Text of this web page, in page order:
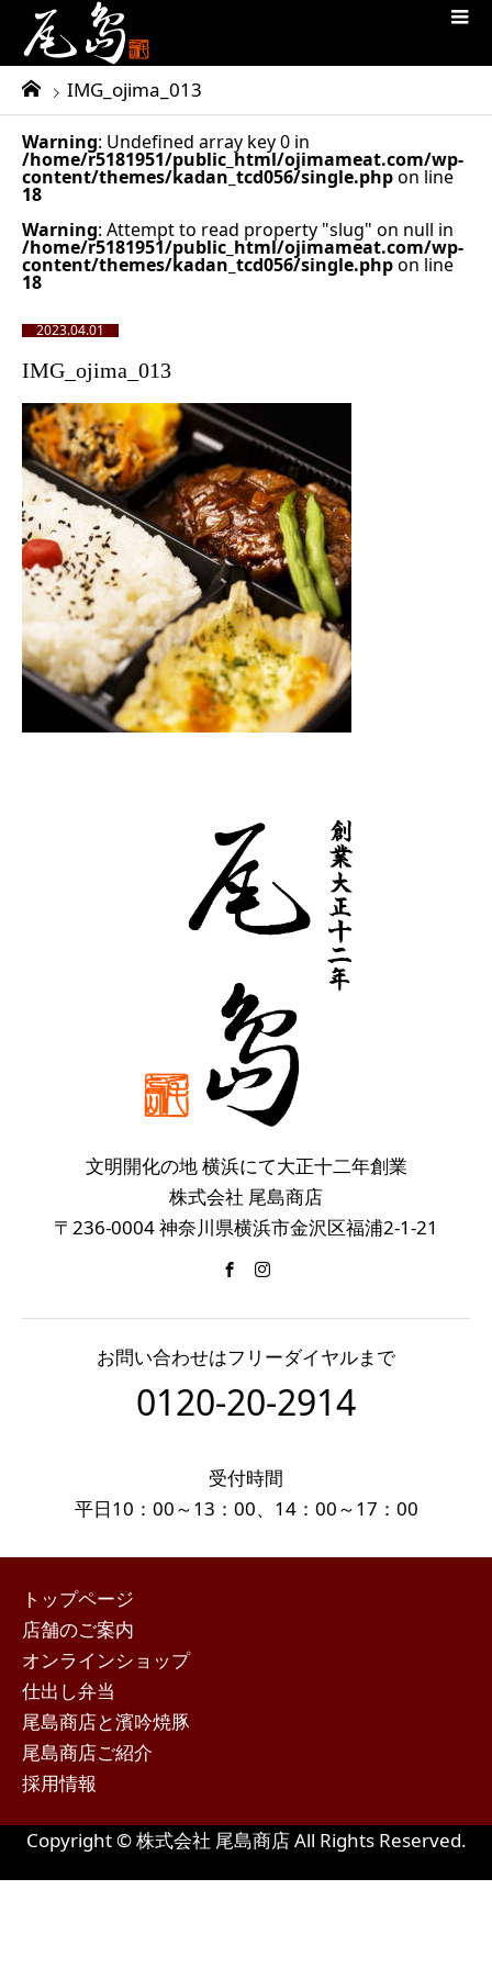
IMG_ojima_013
Warning: Undefined array key 0 in
/home/r5181951/public_html/ojimameat.com/wp-
content/themes/kadan_tcd056/single.phpon line
18
Warning: Attempt to read property "slug" on null in
/home/r5181951/public_html/ojimameat.com/wp-
content/themes/kadan_tcd056/single.phpon line
18
2023.04.01
IMG_ojima_013
文明開化の地 横浜にて大正十二年創業
株式会社 尾島商店
〒236-0004 神奈川県横浜市金沢区福浦2-1-21
お問い合わせはフリーダイヤルまで
0120-20-2914
受付時間
平日10：00～13：00、14：00～17：00
トップページ
店舗のご案内
オンラインショップ
仕出し弁当
尾島商店と濱吟焼豚
尾島商店ご紹介
採用情報
Copyright © 株式会社 尾島商店 All Rights Reserved.